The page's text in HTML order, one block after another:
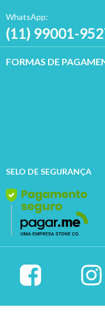
WhatsApp:
(11) 99001-
FORMAS DE
SELO DE SEGURANÇA